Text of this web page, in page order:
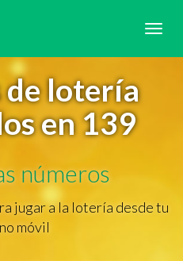
lotería
en 139
números
jugar a la lotería desde tu
móvil